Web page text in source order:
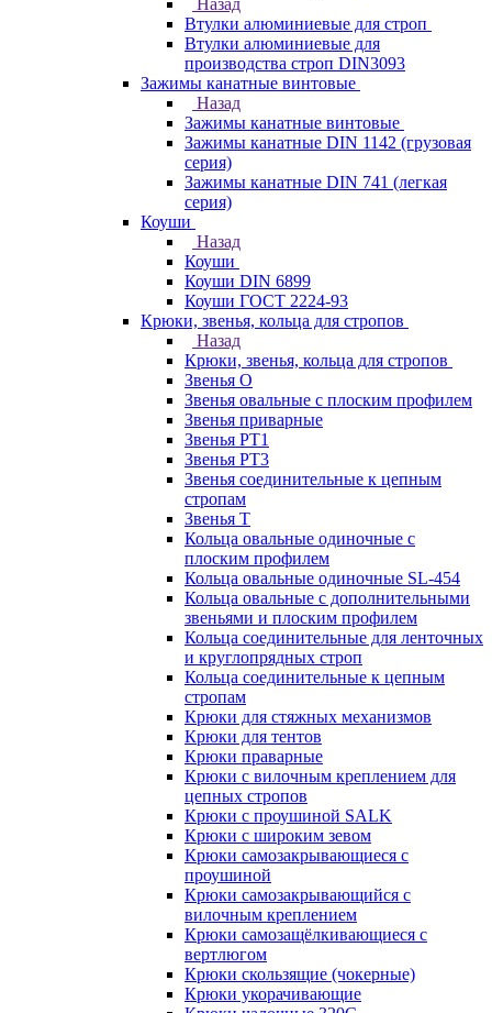
Назад
Втулки алюминиевые для строп
Втулки алюминиевые для
производства строп DIN3093
Зажимы канатные винтовые
Назад
Зажимы канатные винтовые
Зажимы канатные DIN 1142 (грузовая
серия)
Зажимы канатные DIN 741 (легкая
серия)
Коуши
Назад
Коуши
Коуши DIN 6899
Коуши ГОСТ 2224-93
Крюки, звенья, кольца для стропов
Назад
Крюки, звенья, кольца для стропов
Звенья О
Звенья овальные с плоским профилем
Звенья приварные
Звенья РТ1
Звенья РТ3
Звенья соединительные к цепным
стропам
Звенья Т
Кольца овальные одиночные c
плоским профилем
Кольца овальные одиночные SL-454
Кольца овальные с дополнительными
звеньями и плоским профилем
Кольца соединительные для ленточных
и круглопрядных строп
Кольца соединительные к цепным
стропам
Крюки для стяжных механизмов
Крюки для тентов
Крюки праварные
Крюки с вилочным креплением для
цепных стропов
Крюки с проушиной SALK
Крюки с широким зевом
Крюки самозакрывающиеся с
проушиной
Крюки самозакрывающийся с
вилочным креплением
Крюки самозащёлкивающиеся с
вертлюгом
Крюки скользящие (чокерные)
Крюки укорачивающие